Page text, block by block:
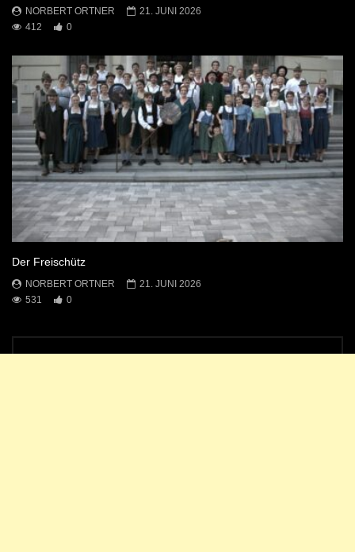
NORBERT ORTNER
21. JUNI 2026
412
0
Der Freischütz
NORBERT ORTNER
21. JUNI 2026
531
0